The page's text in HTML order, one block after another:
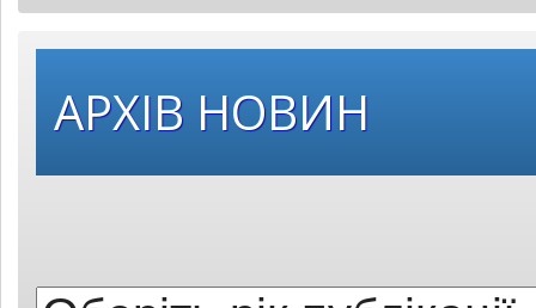
АРХІВ НОВИН
Оберіть
рік
публікації: